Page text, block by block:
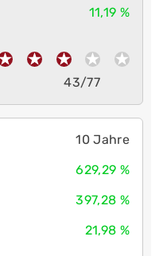
11,19 %
43/77
10 Jahre
629,29 %
397,28 %
21,98 %